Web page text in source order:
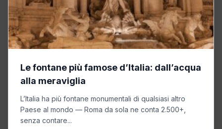
Le fontane più famose d’Italia: dall’acqua
alla meraviglia
L’Italia ha più fontane monumentali di qualsiasi altro
Paese al mondo — Roma da sola ne conta 2.500+,
senza contare...